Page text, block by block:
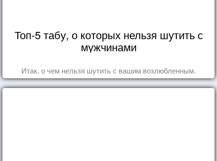
Топ-5 табу, о которых нельзя шутить с
мужчинами
Итак, о чем нельзя шутить с вашим возлюбленным.